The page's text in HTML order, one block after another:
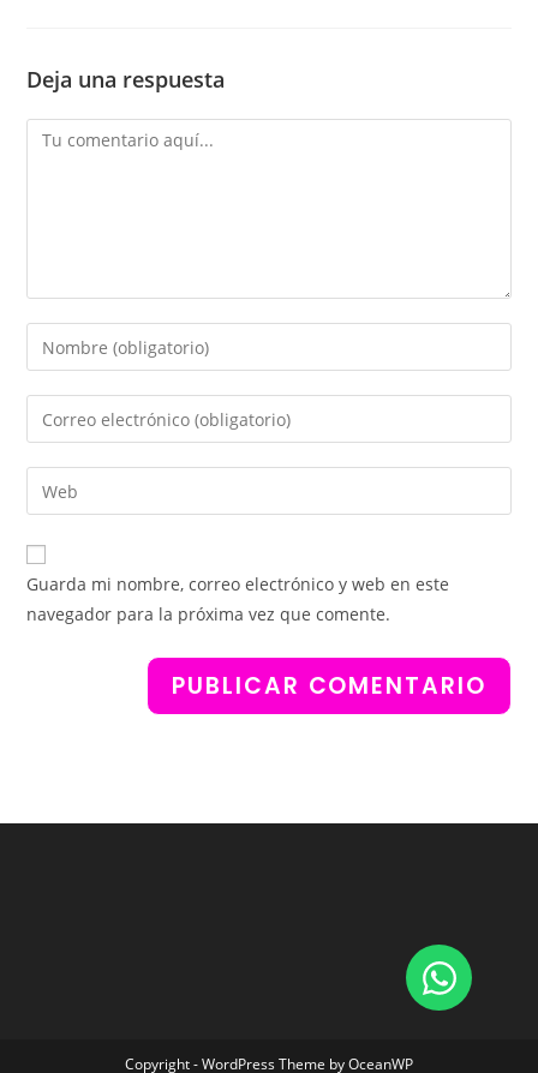
Deja una respuesta
Guarda mi nombre, correo electrónico y web en este
navegador para la próxima vez que comente.
Copyright - WordPress Theme by OceanWP